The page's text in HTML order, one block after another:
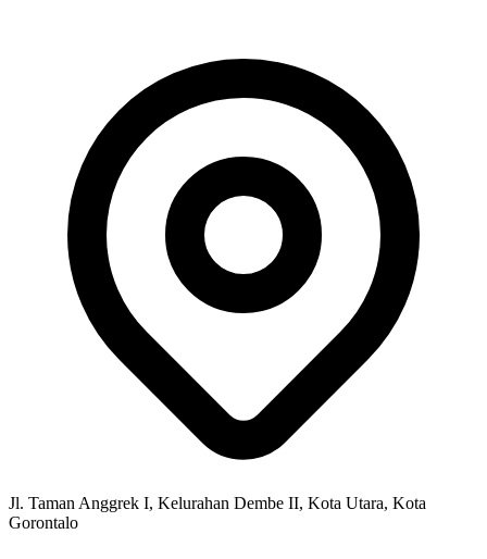
Jl. Taman Anggrek I, Kelurahan Dembe II, Kota Utara, Kota
Gorontalo